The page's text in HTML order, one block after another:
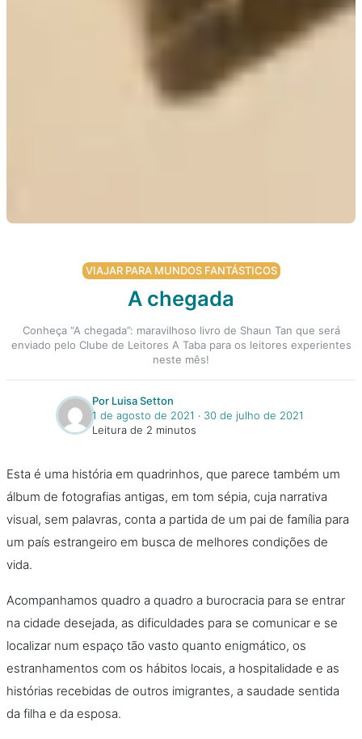
VIAJAR PARA MUNDOS FANTÁSTICOS
A chegada
Conheça “A chegada”: maravilhoso livro de Shaun Tan que será
enviado pelo Clube de Leitores A Taba para os leitores experientes
neste mês!
Por Luisa Setton
1 de agosto de 2021 ‧ 30 de julho de 2021
Leitura de 2 minutos
Esta é uma história em quadrinhos, que parece também um
álbum de fotografias antigas, em tom sépia, cuja narrativa
visual, sem palavras, conta a partida de um pai de família para
um país estrangeiro em busca de melhores condições de
vida.
Acompanhamos quadro a quadro a burocracia para se entrar
na cidade desejada, as dificuldades para se comunicar e se
localizar num espaço tão vasto quanto enigmático, os
estranhamentos com os hábitos locais, a hospitalidade e as
histórias recebidas de outros imigrantes, a saudade sentida
da filha e da esposa.